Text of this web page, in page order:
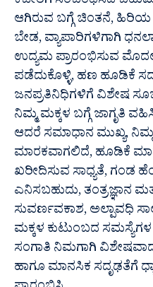
ಆಗಿರುವ ಬಗ್ಗೆ ಚಿಂತನೆ,
ಬೇಡ, ವ್ಯಾಪಾರಿಗಳಿಗಾಗಿ
ಉದ್ಯಮ ಪ್ರಾರಂಭಿಸುವ
ಪಡೆದುಕೊಳ್ಳಿ, ಹಣ ಹೂಡಿಕೆ
ಜನಪ್ರತಿನಿಧಿಗಳಿಗೆ ವಿಶೇಷ
ನಿಮ್ಮ ಮಕ್ಕಳ ಬಗ್ಗೆ ಜಾಗೃತಿ
ಆದರೆ ಸಮಾಧಾನ ಮುಖ್ಯ,
ಮಾರಕವಾಗಲಿದೆ, ಹೂಡಿಕೆ
ಖರೀದಿಸುವ ಸಾಧ್ಯತೆ, ಗಂಡ
ಎನಿಸಬಹುದು, ತಂತ್ರಜ್ಞಾನ
ಸುವರ್ಣವಕಾಶ, ಅಲ್ಪಾವಧಿ
ಮಕ್ಕಳ ಕುಟುಂಬದ
ಸಂಗಾತಿ ನಿಮಗಾಗಿ
ಹಾಗೂ ಮಾನಸಿಕ ಸದೃಢತೆಗೆ